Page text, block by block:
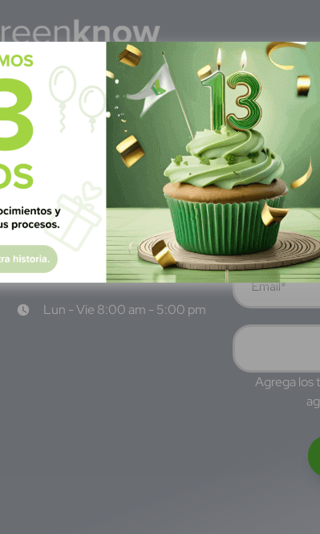
M éxico
Calle Pitágoras 234, Col.
Narvarte Poniente, Alcaldía
Benito Juárez, C.P. 03020,
CDMX
WhatsApp: +52 1 331 407
6342
Lun - Vie 8:00 am - 5:00 pm
Subscríbete
Suscríbete a
Agrega los